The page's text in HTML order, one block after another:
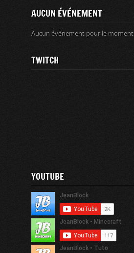
AUCUN ÉVÉNEMENT
Aucun événement pour le moment
TWITCH
YOUTUBE